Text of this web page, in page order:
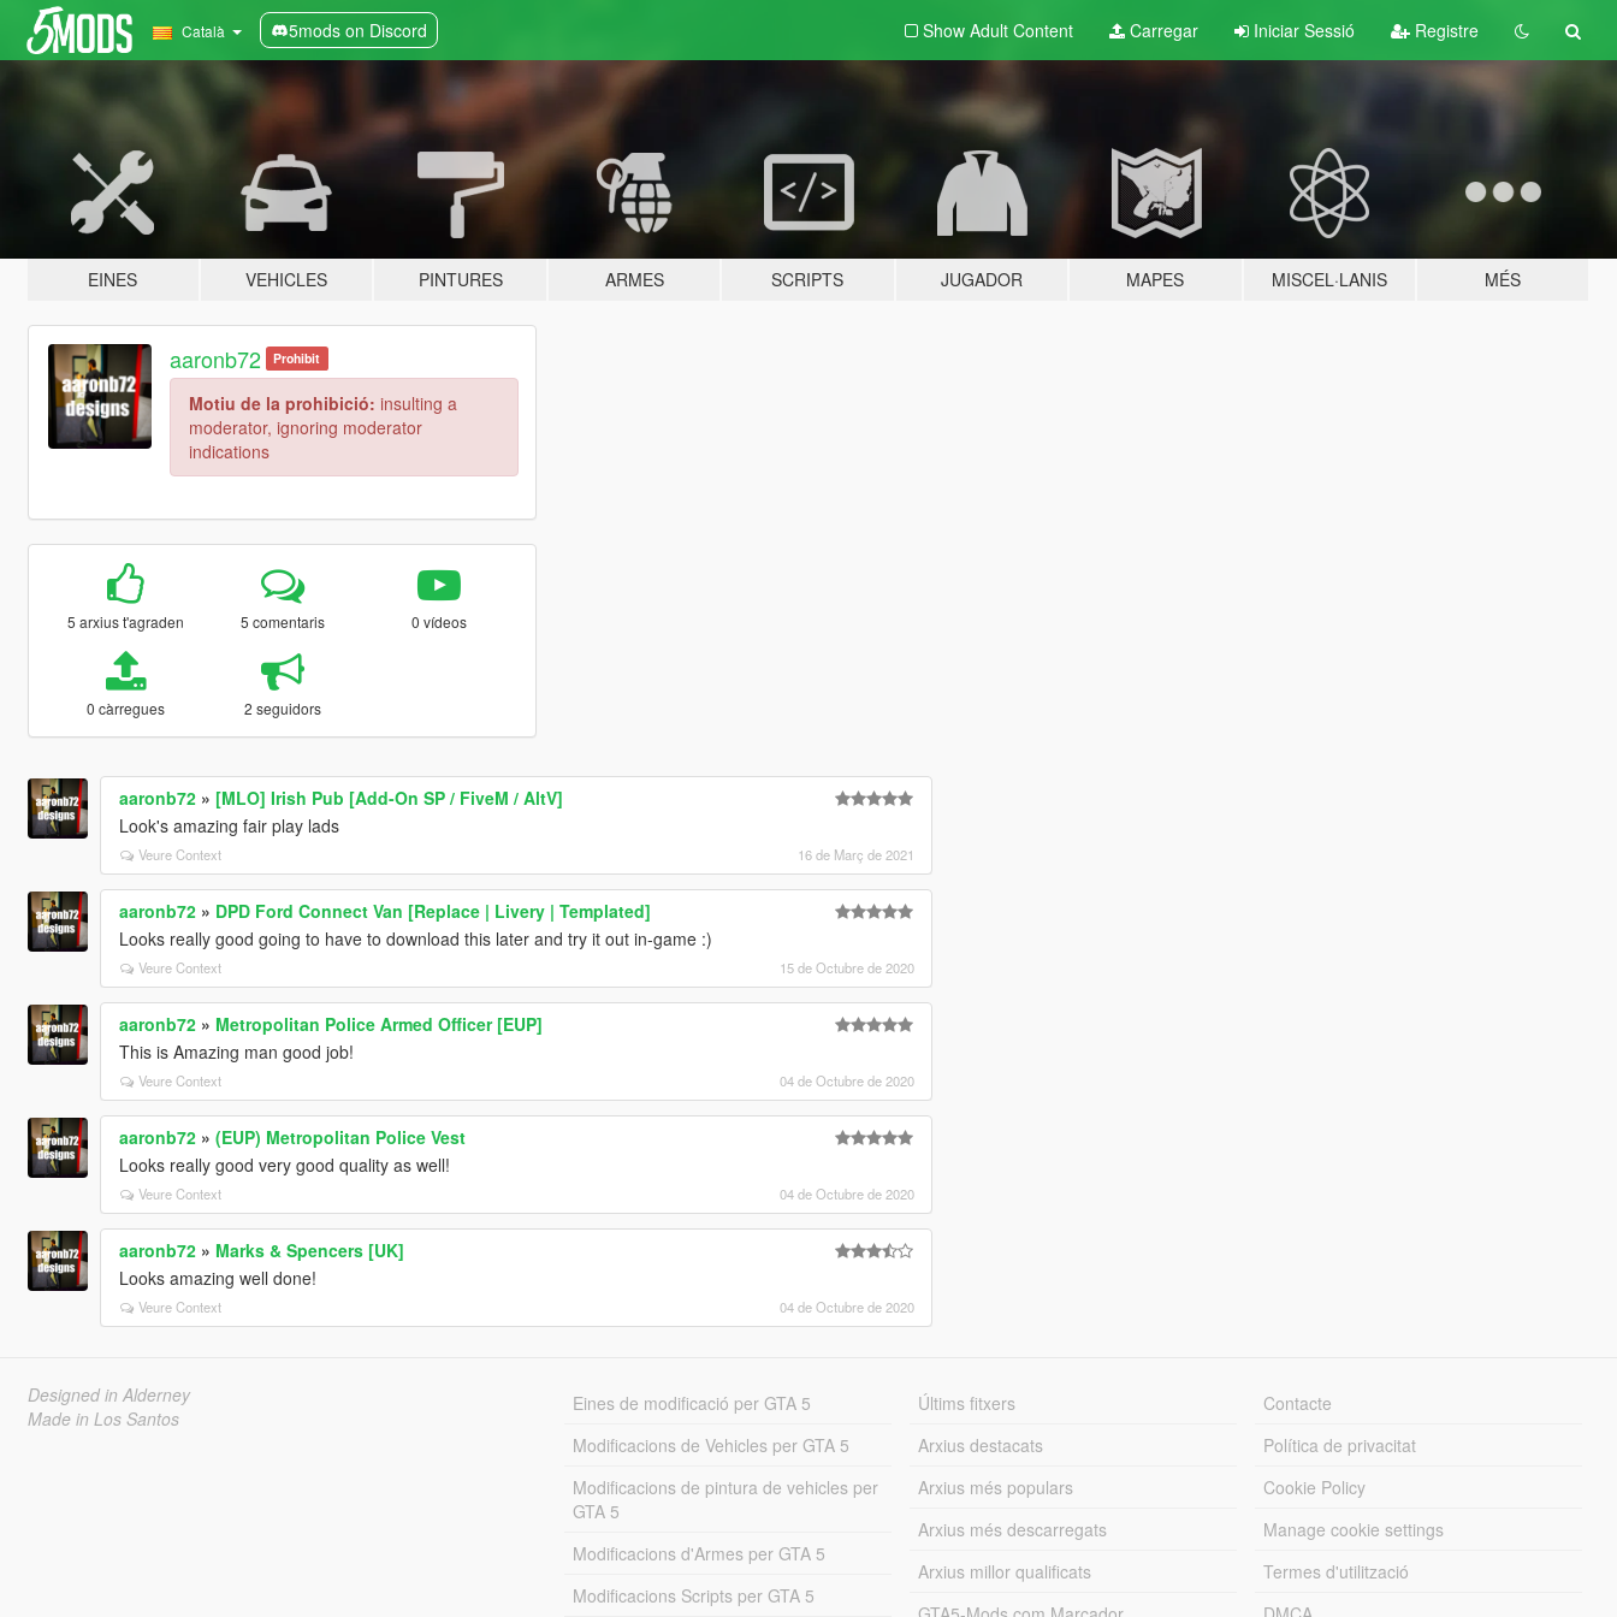
Català 5mods on Discord Show Adult Content Carregar Iniciar Sessió Registre
EINES VEHICLES PINTURES ARMES SCRIPTS JUGADOR MAPES MISCEL·LANIS MÉS
aaronb72 Prohibit
Motiu de la prohibició: insulting a
moderator, ignoring moderator
indications
5 arxius t'agraden 5 comentaris 0 vídeos
0 càrregues 2 seguidors
aaronb72» [MLO] Irish Pub [Add-On SP / FiveM / AltV]
Look's amazing fair play lads
Veure Context 16 de Març de 2021
aaronb72» DPD Ford Connect Van [Replace | Livery | Templated]
Looks really good going to have to download this later and try it out in-game :)
Veure Context 15 de Octubre de 2020
aaronb72» Metropolitan Police Armed Officer [EUP]
This is Amazing man good job!
Veure Context 04 de Octubre de 2020
aaronb72» (EUP) Metropolitan Police Vest
Looks really good very good quality as well!
Veure Context 04 de Octubre de 2020
aaronb72» Marks & Spencers [UK]
Looks amazing well done!
Veure Context 04 de Octubre de 2020
Designed in Alderney
Made in Los Santos
Eines de modificació per GTA 5
Modificacions de Vehicles per GTA 5
Modificacions de pintura de vehicles per
GTA 5
Modificacions d'Armes per GTA 5
Modificacions Scripts per GTA 5
Últims fitxers
Arxius destacats
Arxius més populars
Arxius més descarregats
Arxius millor qualificats
Contacte
Política de privacitat
Cookie Policy
Manage cookie settings
Termes d'utilització